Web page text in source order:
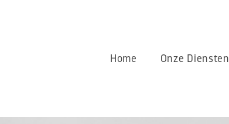
Home Onze Diensten